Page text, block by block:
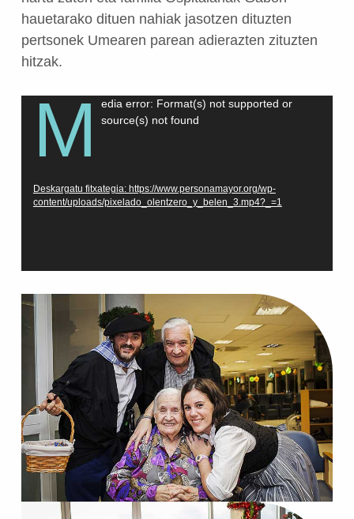
hauetarako dituen nahiak jasotzen dituzten
pertsonek Umearen parean adierazten zituzten
hitzak.
Bideo
erreproduzigailua
M
edia error: Format(s) not supported or
source(s) not found
Deskargatu fitxategia: https://www.personamayor.org/wp-
content/uploads/pixelado_olentzero_y_belen_3.mp4?_=1